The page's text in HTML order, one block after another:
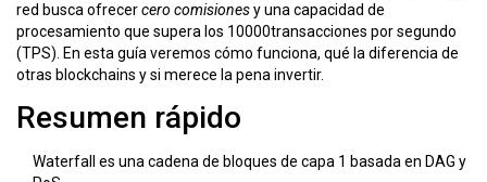
red busca ofrecercero comisionesy una capacidad de
procesamiento que supera los 10000transacciones por segundo
(TPS). En esta guía veremos cómo funciona, qué la diferencia de
otras blockchains y si merece la pena invertir.
Resumen rápido
Waterfall es una cadena de bloques de capa 1 basada en DAG y